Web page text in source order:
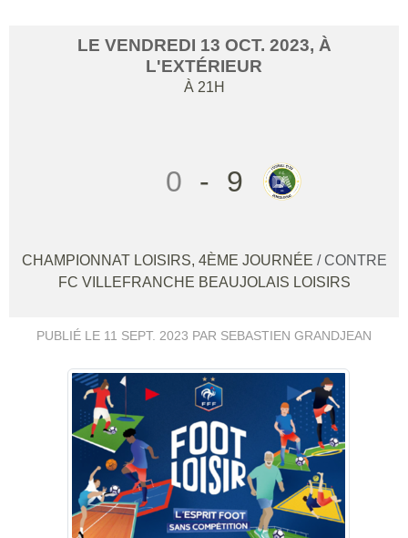
LE VENDREDI 13 OCT. 2023, À
L'EXTÉRIEUR
À 21H
0 - 9
CHAMPIONNAT LOISIRS, 4ÈME JOURNÉE / CONTRE
FC VILLEFRANCHE BEAUJOLAIS LOISIRS
PUBLIÉ LE 11 SEPT. 2023 PAR SEBASTIEN GRANDJEAN